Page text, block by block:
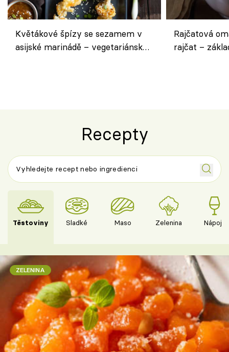
Květákové špízy se sezamem v
asijské marinádě – vegetariánská
Rajčatová
rajčat –
Recepty
Těstoviny Sladké Maso Zelenina Nápoje
ZELENINA